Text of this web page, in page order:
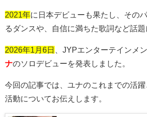
2021年に日本デビューも果たし、その
るダンスや、自信に満ちた歌詞など話題
2026年1月6日 JYPエンターテインメ
ナのソロデビューを発表しました。
今回の記事では、ユナのこれまでの活
活動についてお伝えします。